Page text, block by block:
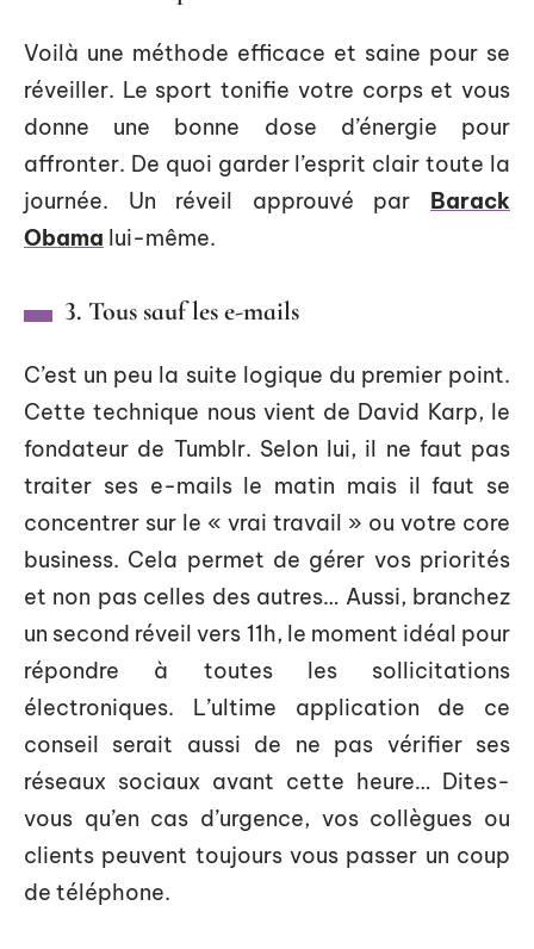
Voilà une méthode efficace et saine pour se
réveiller. Le sport tonifie votre corps et vous
donne une bonne dose d’énergie pour
affronter. De quoi garder l’esprit clair toute la
journée. Un réveil approuvé par Barack
Obama lui-même.
3. Tous sauf les e-mails
C’est un peu la suite logique du premier point.
Cette technique nous vient de David Karp, le
fondateur de Tumblr. Selon lui, il ne faut pas
traiter ses e-mails le matin mais il faut se
concentrer sur le « vrai travail » ou votre core
business. Cela permet de gérer vos priorités
et non pas celles des autres… Aussi, branchez
un second réveil vers 11h, le moment idéal pour
répondre à toutes les sollicitations
électroniques. L’ultime application de ce
conseil serait aussi de ne pas vérifier ses
réseaux sociaux avant cette heure… Dites-
vous qu’en cas d’urgence, vos collègues ou
clients peuvent toujours vous passer un coup
de téléphone.